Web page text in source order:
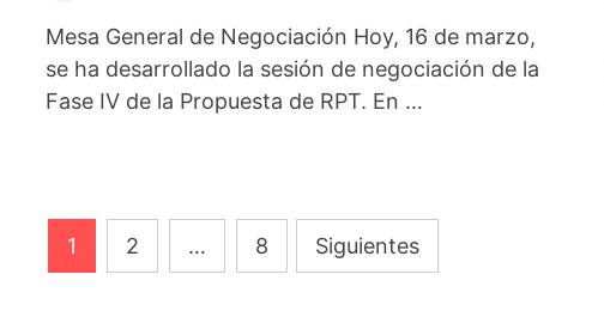
Mesa General de Negociación Hoy, 16 de marzo,
se ha desarrollado la sesión de negociación de la
Fase IV de la Propuesta de RPT. En …
Paginación
de
1 2 … 8 Siguientes